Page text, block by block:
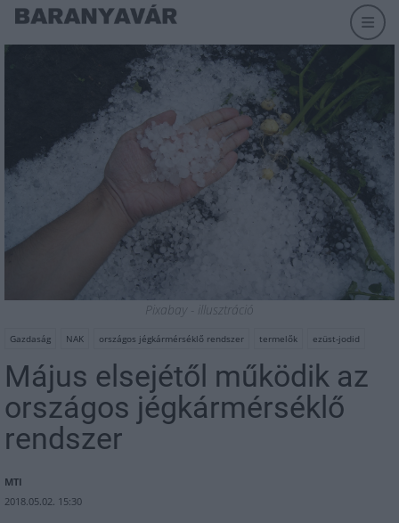
Pixabay - illusztráció
Gazdaság NAK országos jégkármérséklő rendszer termelők ezüst-jodid
Május elsejétől működik az
országos jégkármérséklő
rendszer
MTI
2018.05.02. 15:30